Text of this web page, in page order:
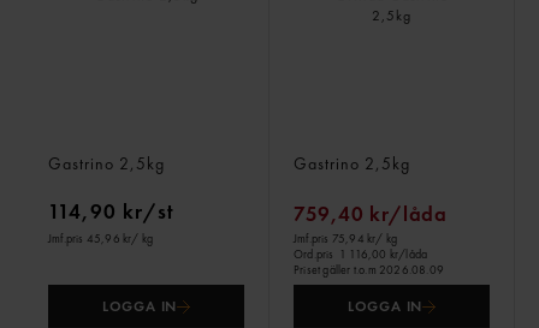
Gastrino 2,5kg
114,90 kr/st
Jmf.pris 45,96 kr/ kg
LOGGA IN
Gastrino 2,5kg
759,40 kr/låda
Jmf.pris 75,94 kr/ kg
Ord.pris
1 116,00 kr/låda
Priset gäller t.o.m 2026.08.09
LOGGA IN